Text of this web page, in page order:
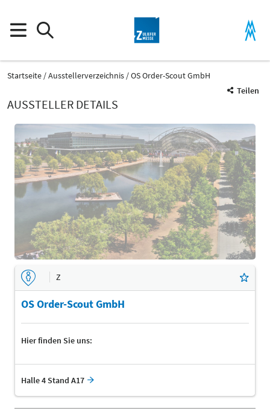
Startseite Ausstellerverzeichnis
OS Order-Scout GmbH
Teilen
AUSSTELLER DETAILS
Z
OS Order-Scout GmbH
Hier finden Sie uns:
Halle 4 Stand A17